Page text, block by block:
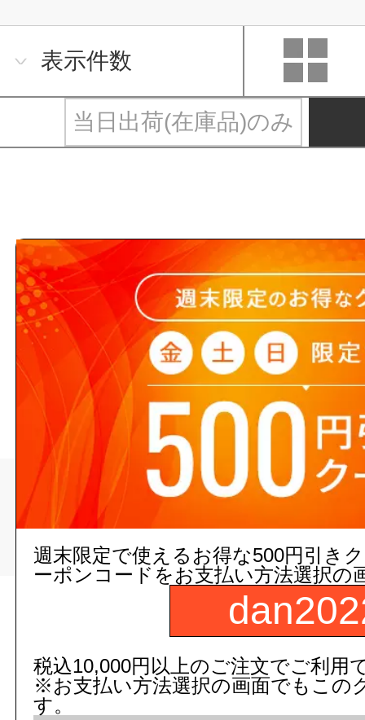
表示件数
当日出荷(在庫品)のみ
ボールバル
トップページ > 配管/設備
>
バルブ（弁）・給（止）水栓・ボー
ボールバルブ
現在の店舗受注状
週末限定で使えるお得な500円引き
ーポンコードをお支払い方法選択の
税込10,000円以上のご注文でご利用
※お支払い方法選択の画面でもこの
す。